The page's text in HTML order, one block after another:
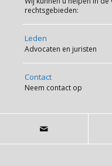
rechtsgebieden:
Leden
Advocaten en juristen
Contact
Neem contact op